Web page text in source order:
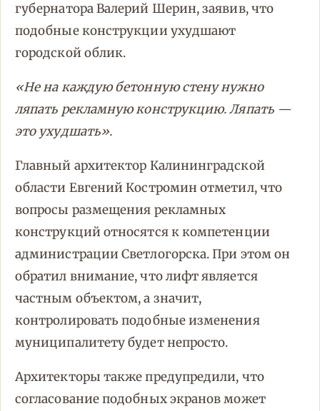
губернатора Валерий Шерин, заявив, что
подобные конструкции ухудшают
городской облик.
«Не на каждую бетонную стену нужно
ляпать рекламную конструкцию. Ляпать —
это ухудшать».
Главный архитектор Калининградской
области Евгений Костромин отметил, что
вопросы размещения рекламных
конструкций относятся к компетенции
администрации Светлогорска. При этом он
обратил внимание, что лифт является
частным объектом, а значит,
контролировать подобные изменения
муниципалитету будет непросто.
Архитекторы также предупредили, что
согласование подобных экранов может